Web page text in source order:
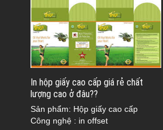
In hộp giấy cao cấp giá rẻ chất
lượng cao ở đâu??
Sản phẩm: Hộp giấy cao cấp
Công nghệ : in offset